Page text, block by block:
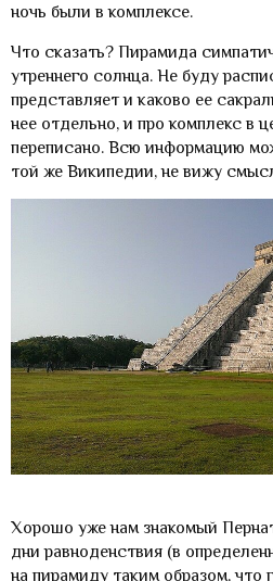
ночь были в комплексе.
Что сказать? Пирамида
утреннего солнца. Не буду
представляет и каково ее
нее отдельно, и про комплекс в
переписано. Всю информацию
той же Википедии, не вижу
Хорошо уже нам знакомый
дни равноденствия (в
на пирамиду таким образом, что